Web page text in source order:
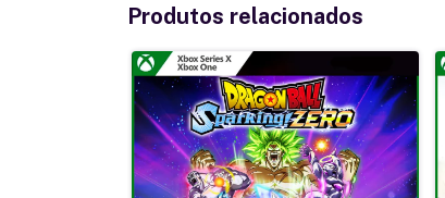
Produtos relacionados